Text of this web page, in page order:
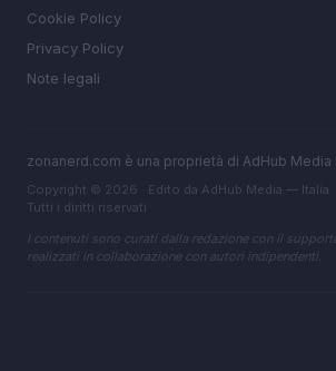
Cookie Policy
Privacy Policy
Note legali
zonanerd.com è una proprietà di AdHub Media
Copyright © 2026 · Edito da AdHub Media — Italia
Tutti i diritti riservati
I contenuti sono curati dalla redazione con il
realizzati in collaborazione con autori indipendenti.